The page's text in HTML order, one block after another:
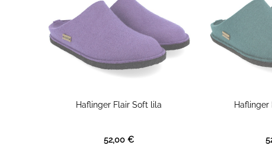
Haflinger Flair Soft lila
52,00 €
Haflinger